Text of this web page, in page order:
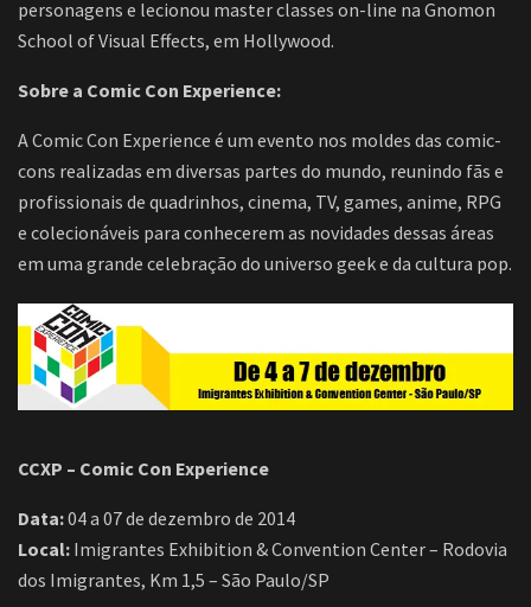
personagens e lecionou master classes on-line na Gnomon
School of Visual Effects, em Hollywood.
Sobre a Comic Con Experience:
A Comic Con Experience é um evento nos moldes das comic-
cons realizadas em diversas partes do mundo, reunindo fãs e
profissionais de quadrinhos, cinema, TV, games, anime, RPG
e colecionáveis para conhecerem as novidades dessas áreas
em uma grande celebração do universo geek e da cultura pop.
CCXP – Comic Con Experience
Data:04 a 07 de dezembro de 2014
Local: Imigrantes Exhibition & Convention Center – Rodovia
dos Imigrantes, Km 1,5 – São Paulo/SP